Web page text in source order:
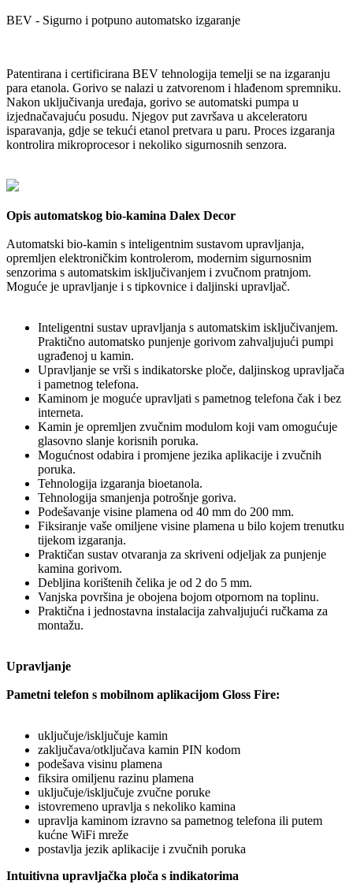
BEV - Sigurno i potpuno automatsko izgaranje
Patentirana i certificirana BEV tehnologija temelji se na izgaranju
para etanola. Gorivo se nalazi u zatvorenom i hlađenom spremniku.
Nakon uključivanja uređaja, gorivo se automatski pumpa u
izjednačavajuću posudu. Njegov put završava u akceleratoru
isparavanja, gdje se tekući etanol pretvara u paru. Proces izgaranja
kontrolira mikroprocesor i nekoliko sigurnosnih senzora.
Opis automatskog bio-kamina Dalex Decor
Automatski bio-kamin s inteligentnim sustavom upravljanja,
opremljen elektroničkim kontrolerom, modernim sigurnosnim
senzorima s automatskim isključivanjem i zvučnom pratnjom.
Moguće je upravljanje i s tipkovnice i daljinski upravljač.
Inteligentni sustav upravljanja s automatskim isključivanjem.
Praktično automatsko punjenje gorivom zahvaljujući pumpi
ugrađenoj u kamin.
Upravljanje se vrši s indikatorske ploče, daljinskog upravljača
i pametnog telefona.
Kaminom je moguće upravljati s pametnog telefona čak i bez
interneta.
Kamin je opremljen zvučnim modulom koji vam omogućuje
glasovno slanje korisnih poruka.
Mogućnost odabira i promjene jezika aplikacije i zvučnih
poruka.
Tehnologija izgaranja bioetanola.
Tehnologija smanjenja potrošnje goriva.
Podešavanje visine plamena od 40 mm do 200 mm.
Fiksiranje vaše omiljene visine plamena u bilo kojem trenutku
tijekom izgaranja.
Praktičan sustav otvaranja za skriveni odjeljak za punjenje
kamina gorivom.
Debljina korištenih čelika je od 2 do 5 mm.
Vanjska površina je obojena bojom otpornom na toplinu.
Praktična i jednostavna instalacija zahvaljujući ručkama za
montažu.
Upravljanje
Pametni telefon s mobilnom aplikacijom Gloss Fire:
uključuje/isključuje kamin
zaključava/otključava kamin PIN kodom
podešava visinu plamena
fiksira omiljenu razinu plamena
uključuje/isključuje zvučne poruke
istovremeno upravlja s nekoliko kamina
upravlja kaminom izravno sa pametnog telefona ili putem
kućne WiFi mreže
postavlja jezik aplikacije i zvučnih poruka
Intuitivna upravljačka ploča s indikatorima